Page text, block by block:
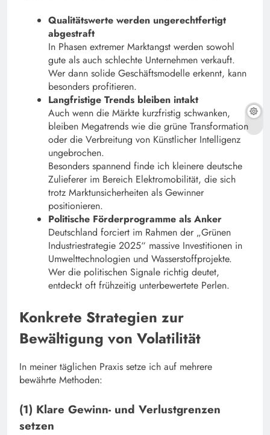
Qualitätswerte werden ungerechtfertigt
abgestraft
In Phasen extremer Marktangst werden sowohl
gute als auch schlechte Unternehmen verkauft.
Wer dann solide Geschäftsmodelle erkennt, kann
besonders profitieren.
Langfristige Trends bleiben intakt
Auch wenn die Märkte kurzfristig schwanken,
bleiben Megatrends wie die grüne Transformation
oder die Verbreitung von Künstlicher Intelligenz
ungebrochen.
Besonders spannend finde ich kleinere deutsche
Zulieferer im Bereich Elektromobilität, die sich
trotz Marktunsicherheiten als Gewinner
positionieren.
Politische Förderprogramme als Anker
Deutschland forciert im Rahmen der „Grünen
Industriestrategie 2025“ massive Investitionen in
Umwelttechnologien und Wasserstoffprojekte.
Wer die politischen Signale richtig deutet,
entdeckt oft frühzeitig unterbewertete Perlen.
Konkrete Strategien zur
Bewältigung von Volatilität
In meiner täglichen Praxis setze ich auf mehrere
bewährte Methoden:
(1) Klare Gewinn- und Verlustgrenzen
setzen